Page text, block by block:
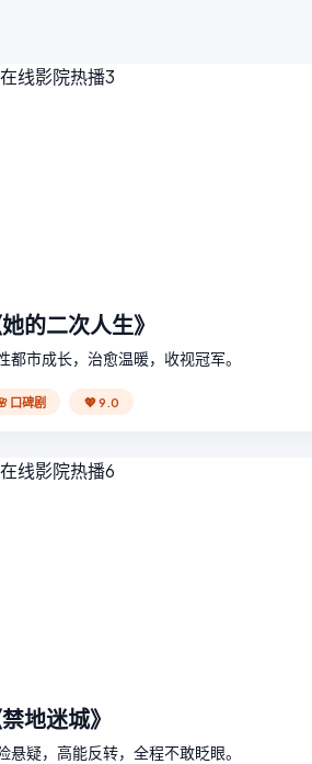
她的二次人生》
都市成长，治愈温暖，收视冠军。
口碑剧 💖 9.0
禁地迷城》
悬疑，高能反转，全程不敢眨眼。